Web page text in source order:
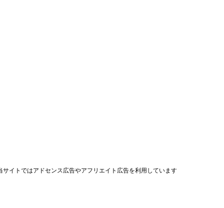
サイトではアドセンス広告やアフリエイト広告を利用しています